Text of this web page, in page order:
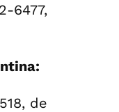
6477,
de